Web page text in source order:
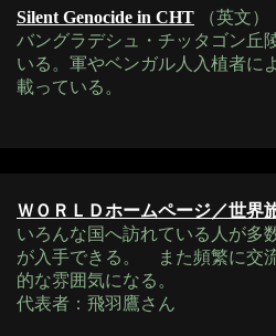
Silent Genocide in CHT （英文）
バングラデシュ・チッタゴン丘
いる。軍やベンガル人入植者に
載っている。
ＷＯＲＬＤホームページ／世界
いろんな国へ訪れている人が多
が入手できる。 また頻繁に交
的な雰囲気になる。
代表者：飛羽鷹さん